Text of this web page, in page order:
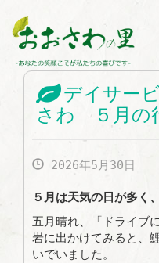
デイサー
さわ ５月の
2026年5月30日
５月は天気の日が多く
五月晴れ、「ドライブ
岩に出かけてみると、
いでいました。